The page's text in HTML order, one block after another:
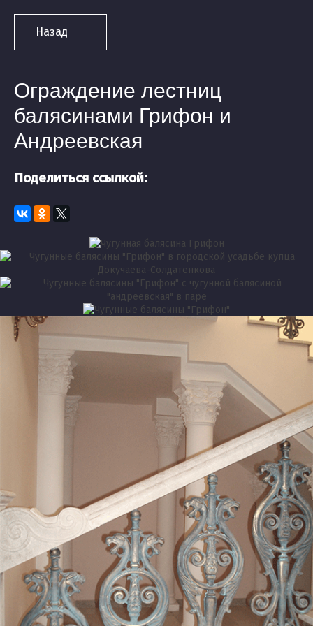
Назад
Ограждение лестниц
балясинами Грифон и
Андреевская
Поделиться ссылкой: